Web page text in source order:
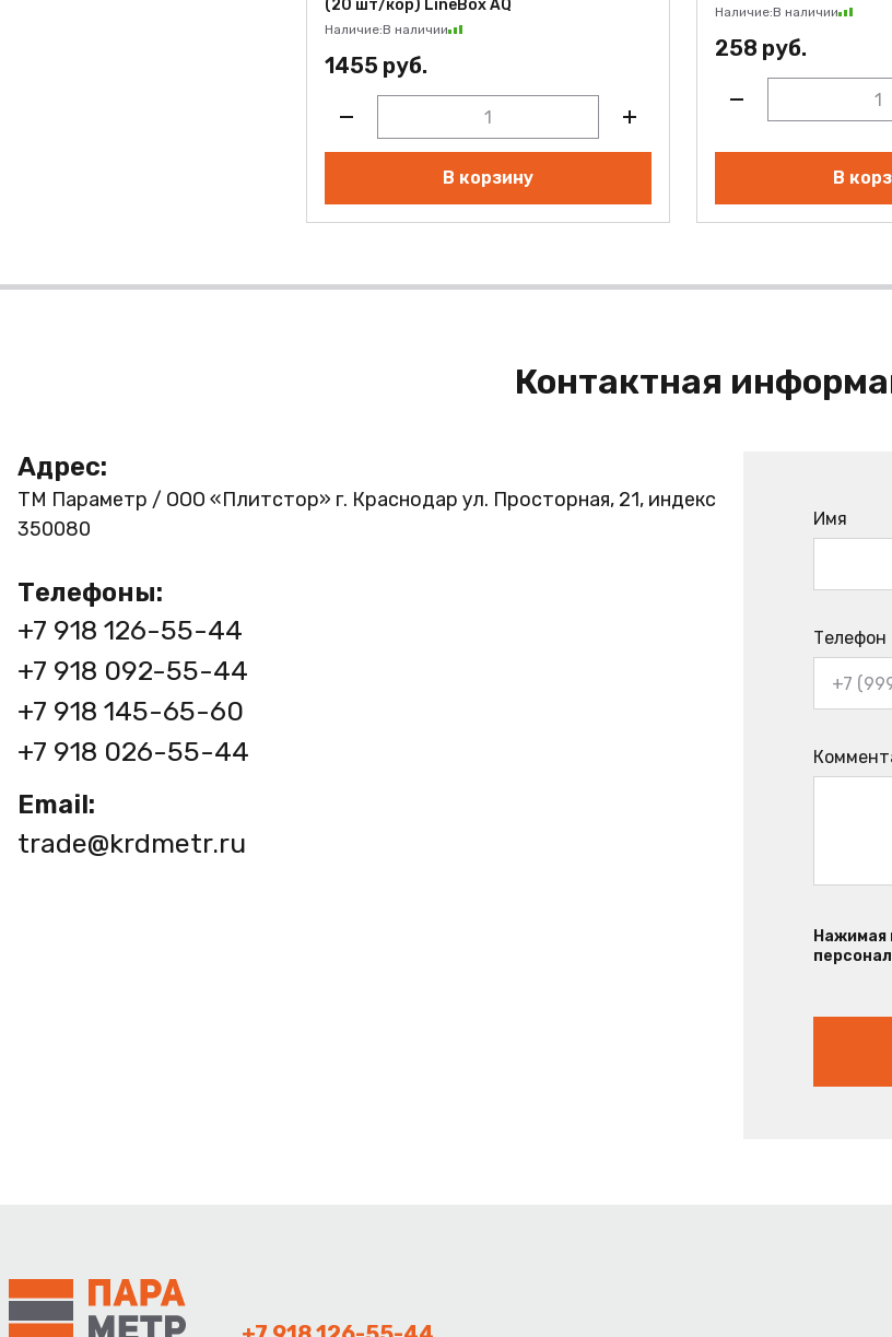
(20 шт/кор) LineBox AQ
Наличие:В наличии
1455 руб.
В корзину
Наличие:В наличии
258 руб.
В
Контактная
Адрес:
ТМ Параметр / ООО «Плитстор» г. Краснодар ул. Просторная, 21, индекс
350080
Телефоны:
+7 918 126-55-44
+7 918 092-55-44
+7 918 145-65-60
+7 918 026-55-44
Email:
trade@krdmetr.ru
Имя
Телефон
Нажимая